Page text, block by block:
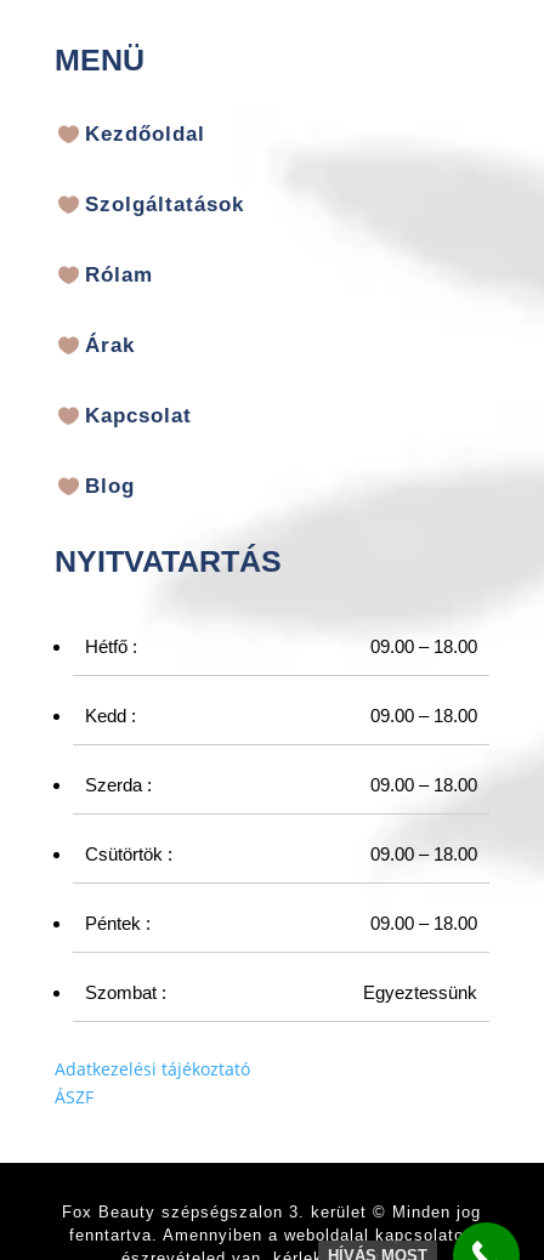
MENÜ
Kezdőoldal
Szolgáltatások
Rólam
Árak
Kapcsolat
Blog
NYITVATARTÁS
Hétfő : 09.00 – 18.00
Kedd : 09.00 – 18.00
Szerda : 09.00 – 18.00
Csütörtök : 09.00 – 18.00
Péntek : 09.00 – 18.00
Szombat : Egyeztessünk
Adatkezelési tájékoztató
ÁSZF
Fox Beauty szépségszalon 3. kerület © Minden jog
fenntartva. Amennyiben aweboldalal kapcsolatos
HÍVÁS MOST